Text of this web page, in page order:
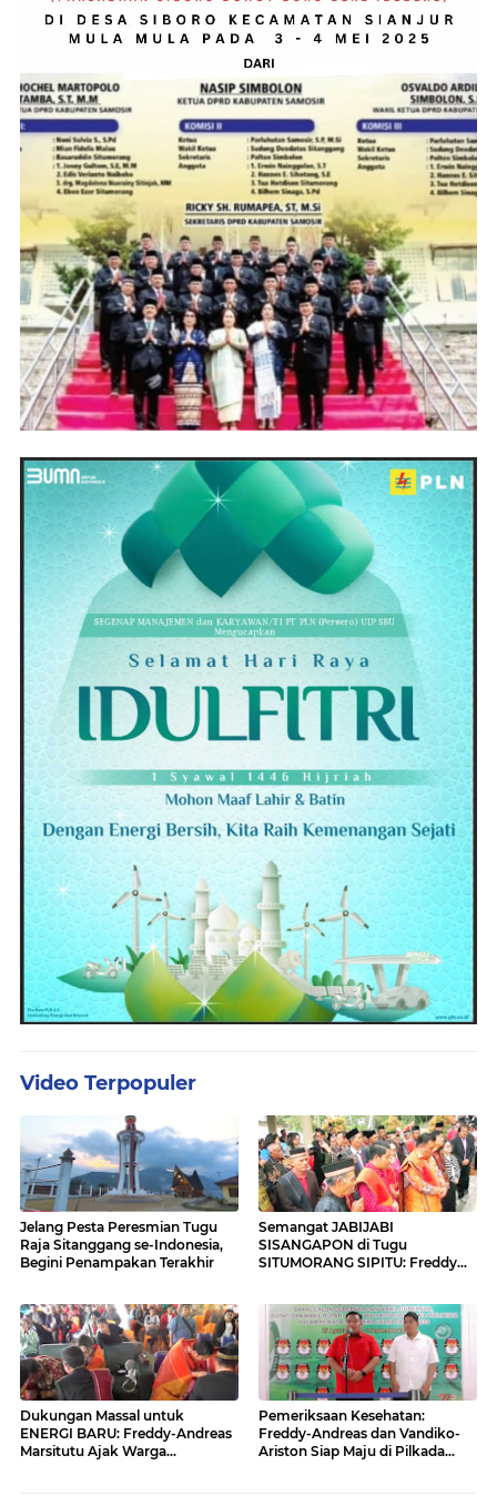
Video Terpopuler
Jelang Pesta Peresmian Tugu
Raja Sitanggang se-Indonesia,
Begini Penampakan Terakhir
Semangat JABIJABI
SISANGAPON di Tugu
SITUMORANG SIPITU: Freddy
Dukungan Massal untuk
ENERGI BARU: Freddy-Andreas
Marsitutu Ajak Warga
Pemeriksaan Kesehatan:
Freddy-Andreas dan Vandiko-
Ariston Siap Maju di Pilkada